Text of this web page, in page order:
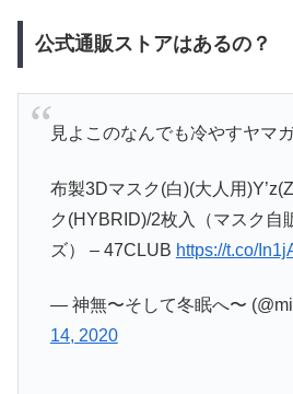
公式通販ストアはあるの？
見よこのなんでも冷やすヤマ
布製3Dマスク(白)(大人用
ク(HYBRID)/2枚入（マスク自
ズ） – 47CLUB https://t.co/
— 神無〜そして冬眠へ〜
14, 2020